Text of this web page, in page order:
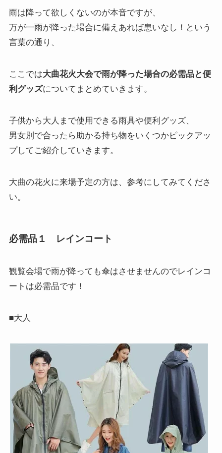
雨は降って欲しくないのが本音ですが、
万が一雨が降った場合に備えあれば患いなし！という
言葉の通り、
ここでは大曲花火大会で雨が降った場合の必需品と便
利グッズについてまとめていきます。
子供から大人まで使用できる雨具や便利グッズ、
男女別で合ったら助かる持ち物をいくつかピックアッ
プしてご紹介していきます。
大曲の花火に来場予定の方は、参考にしてみてくださ
い。
必需品１ レインコート
観覧会場で雨が降っても傘はさせませんのでレインコ
ート は必需品です！
■大人